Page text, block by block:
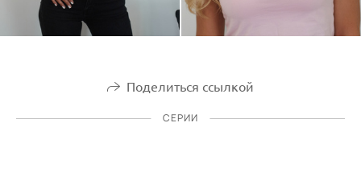
Поделиться ссылкой
СЕРИИ